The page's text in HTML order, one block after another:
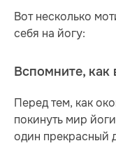
Вот несколько
себя на йогу:
Вспомните, как
Перед тем, как
покинуть мир
один прекрасный